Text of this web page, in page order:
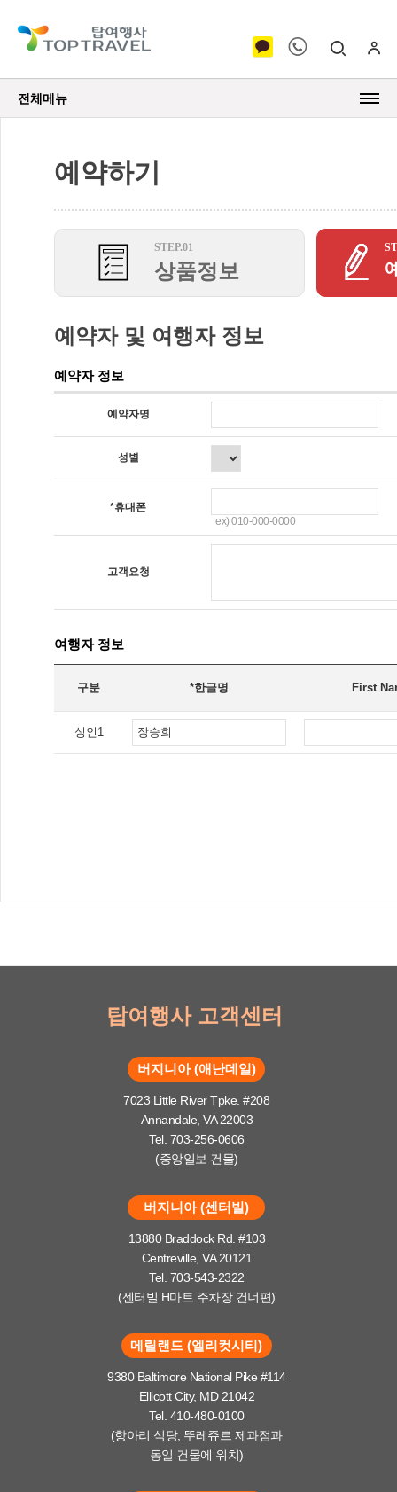
전체메뉴
예약하기
STEP.01
상품정보
예약자 및 여행자 정보
예약자 정보
예약자명
성별
*휴대폰
ex) 010-000-0000
고객요청
여행자 정보
구분 *한글명 First
성인 1
탑여행사 고객센터
버지니아 (애난데일)
7023 Little River Tpke. #208
Annandale, VA 22003
Tel. 703-256-0606
(중앙일보 건물)
버지니아 (센터빌)
13880 Braddock Rd. #103
Centreville, VA 20121
Tel. 703-543-2322
(센터빌 H마트 주차장 건너편)
메릴랜드 (엘리컷시티)
9380 Baltimore National Pike #114
Ellicott City, MD 21042
Tel. 410-480-0100
(항아리 식당, 뚜레쥬르 제과점과
동일 건물에 위치)